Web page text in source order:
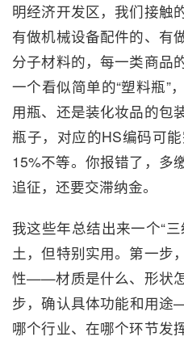
明经济开发区，我们接触
有做机械设备配件的、有
分子材料的，每一类商品
一个看似简单的“塑料瓶”
用瓶、还是装化妆品的包
瓶子，对应的HS编码可
15%不等。你报错了，多
追征，还要交滞纳金。
我这些年总结出来一个“
土，但特别实用。第一步
性——材质是什么、形状
步，确认具体功能和用
哪个行业、在哪个环节发